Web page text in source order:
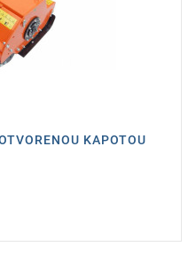
KAPOTOU